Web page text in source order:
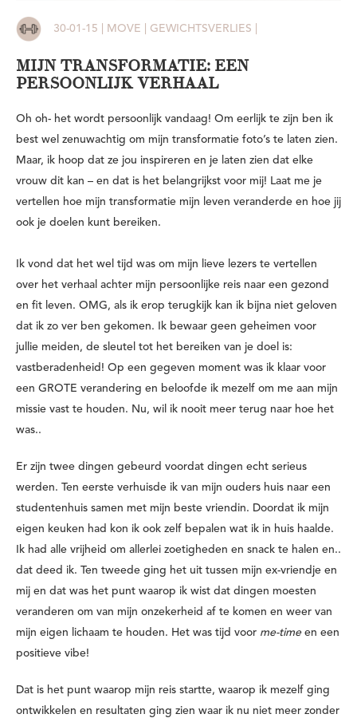
30-01-15 | MOVE | GEWICHTSVERLIES |
MIJN TRANSFORMATIE: EEN
PERSOONLIJK VERHAAL
Oh oh- het wordt persoonlijk vandaag! Om eerlijk te zijn ben ik
best wel zenuwachtig om mijn transformatie foto’s te laten zien.
Maar, ik hoop dat ze jou inspireren en je laten zien dat elke
vrouw dit kan – en dat is het belangrijkst voor mij! Laat me je
vertellen hoe mijn transformatie mijn leven veranderde en hoe jij
ook je doelen kunt bereiken.
Ik vond dat het wel tijd was om mijn lieve lezers te vertellen
over het verhaal achter mijn persoonlijke reis naar een gezond
en fit leven. OMG, als ik erop terugkijk kan ik bijna niet geloven
dat ik zo ver ben gekomen. Ik bewaar geen geheimen voor
jullie meiden, de sleutel tot het bereiken van je doel is:
vastberadenheid! Op een gegeven moment was ik klaar voor
een GROTE verandering en beloofde ik mezelf om me aan mijn
missie vast te houden. Nu, wil ik nooit meer terug naar hoe het
was..
Er zijn twee dingen gebeurd voordat dingen echt serieus
werden. Ten eerste verhuisde ik van mijn ouders huis naar een
studentenhuis samen met mijn beste vriendin. Doordat ik mijn
eigen keuken had kon ik ook zelf bepalen wat ik in huis haalde.
Ik had alle vrijheid om allerlei zoetigheden en snack te halen en..
dat deed ik. Ten tweede ging het uit tussen mijn ex-vriendje en
mij en dat was het punt waarop ik wist dat dingen moesten
veranderen om van mijn onzekerheid af te komen en weer van
mijn eigen lichaam te houden. Het was tijd voor me-timeen een
positieve vibe!
Dat is het punt waarop mijn reis startte, waarop ik mezelf ging
ontwikkelen en resultaten ging zien waar ik nu niet meer zonder